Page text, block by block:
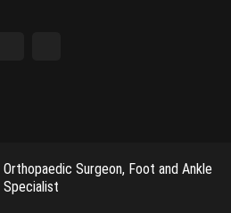
Orthopaedic Surgeon, Foot and Ankle
Specialist